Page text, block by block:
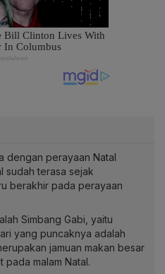
dengan perayaan Natal
sudah terasa sejak
berakhir pada perayaan
Simbang Gabi, yaitu
yang puncaknya adalah
jamuan makan besar
pada malam Natal.